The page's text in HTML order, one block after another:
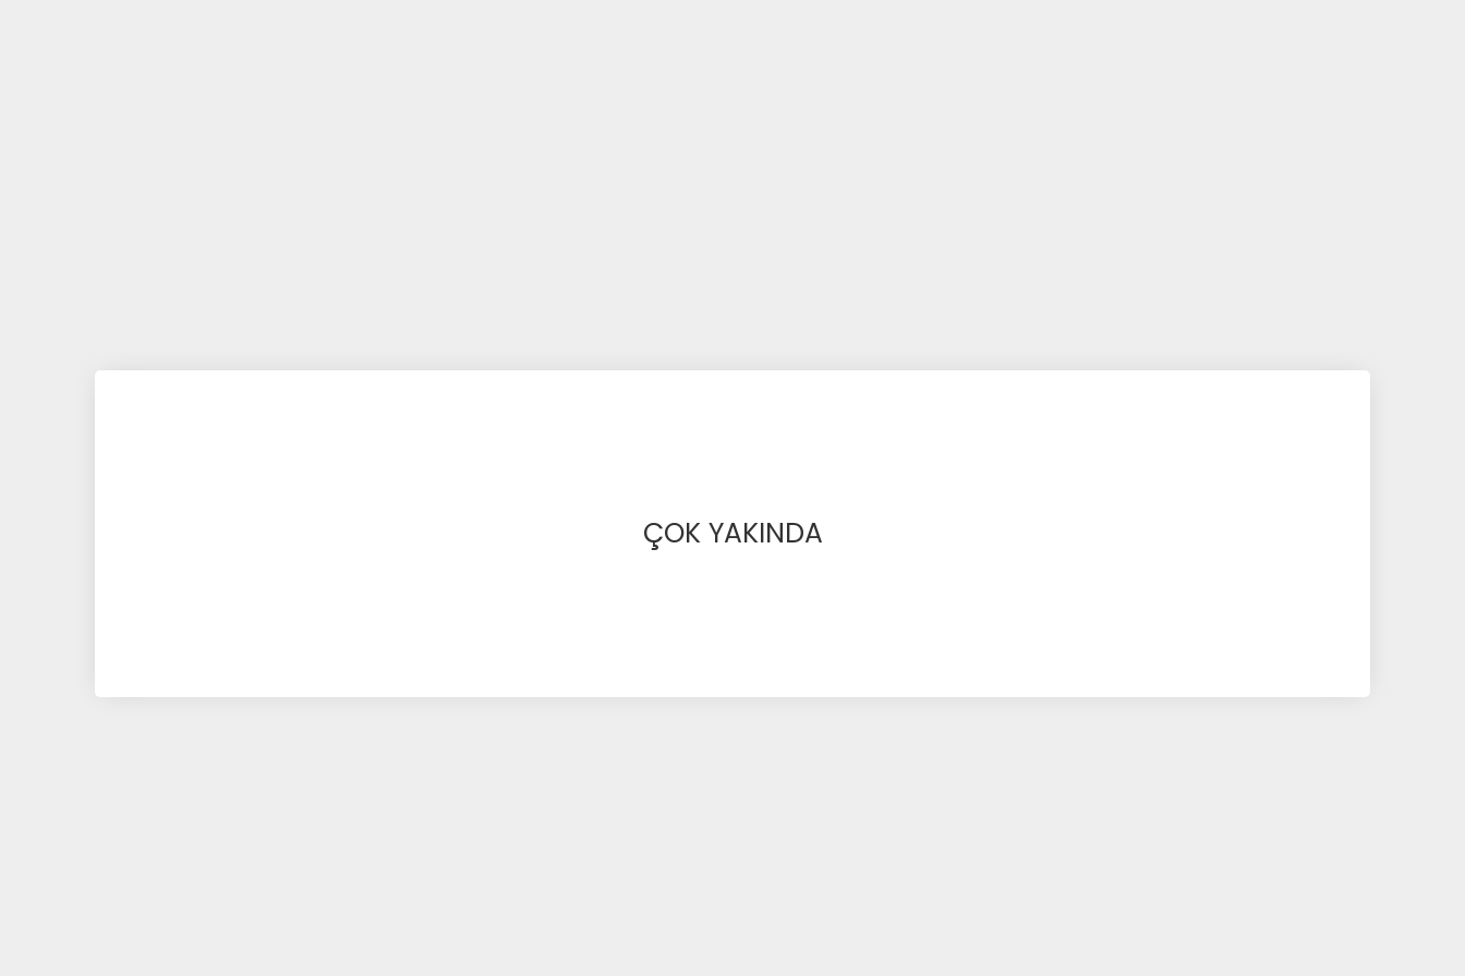
ÇOK YAKINDA